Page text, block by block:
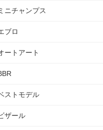
ニチャンプス
ブロ
ートアート
ストモデル
ザール